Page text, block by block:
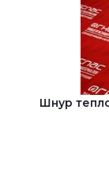
Шнур